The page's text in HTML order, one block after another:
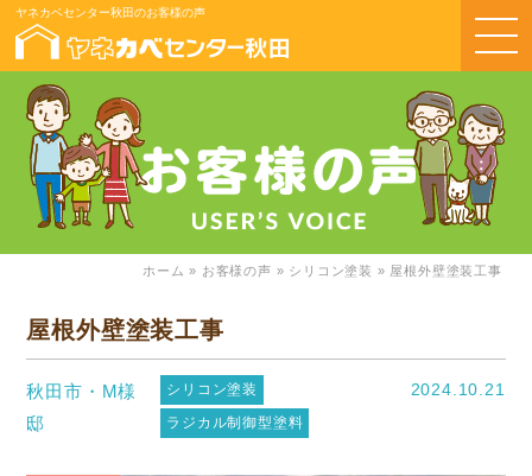
ヤネカベセンター秋田のお客様の声
ホーム » お客様の声 » シリコン塗装 » 屋根外壁塗装工事
屋根外壁塗装工事
秋田市・M様
邸
シリコン塗装
ラジカル制御型塗料
2024.10.21